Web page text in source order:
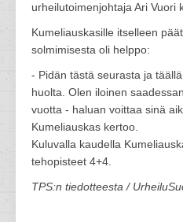
urheilutoimenjohtaja Ari Vuori
Kumeliauskasille itselleen
solmimisesta oli helppo:
- Pidän tästä seurasta ja
huolta. Olen iloinen
vuotta - haluan voittaa sinä
Kumeliauskas kertoo.
Kuluvalla kaudella
tehopisteet 4+4.
TPS:n tiedotteesta /